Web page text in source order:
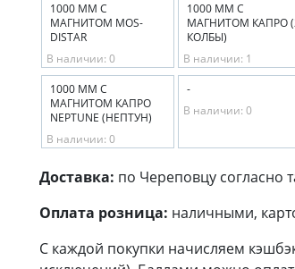
1000 ММ С
МАГНИТОМ MOS-
DISTAR
В наличии: 0
1000 ММ С
МАГНИТОМ КАПРО
КОЛБЫ)
В наличии: 1
1000 ММ С
МАГНИТОМ КАПРО
NEPTUNE (НЕПТУН)
В наличии: 0
-
В наличии: 0
Доставка: по Череповцу согласно
Оплата розница: наличными,
С каждой покупки начисляем